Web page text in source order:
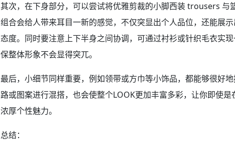
其次，在下身部分，可以尝试将优雅剪裁的小脚西装 trousers 与
组合会给人带来耳目一新的感觉，不仅突显出个人品位，还能展
态度。同时要注意上下半身之间协调，可通过衬衫或针织毛衣实
保整体形象不会显得突兀。
最后，小细节同样重要，例如领带或方巾等小饰品，都能够很好
路或图案进行混搭，也会使整个LOOK更加丰富多彩，让你即使
浓厚个性魅力。
总结：